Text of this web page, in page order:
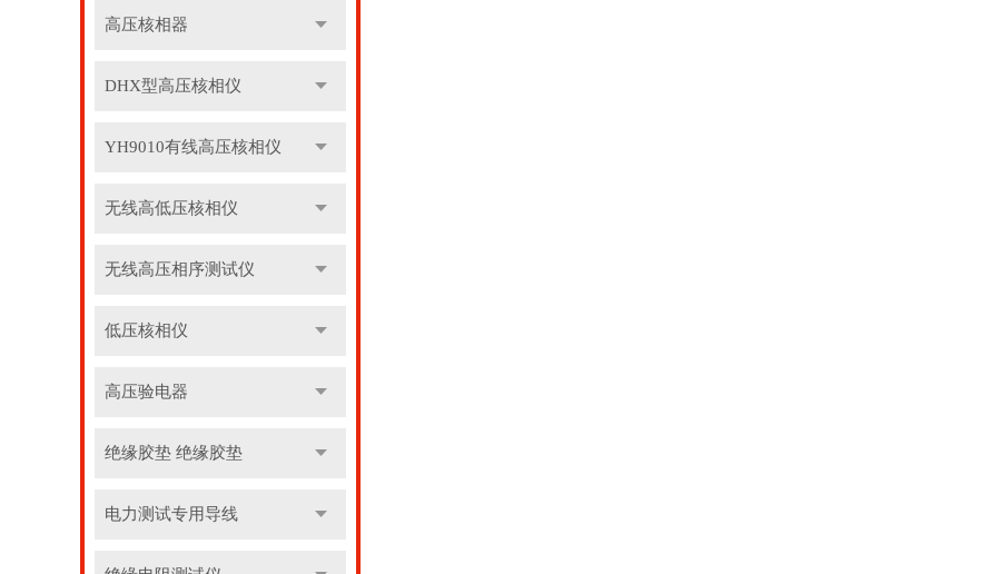
高压核相器
DHX型高压核相仪
YH9010有线高压核相仪
无线高低压核相仪
无线高压相序测试仪
低压核相仪
高压验电器
绝缘胶垫 绝缘胶垫
电力测试专用导线